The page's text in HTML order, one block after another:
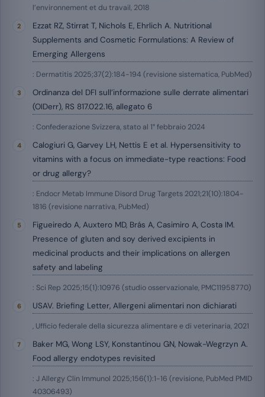
l’environnement et du travail, 2018
Ezzat RZ, Stirrat T, Nichols E, Ehrlich A. Nutritional
Supplements and Cosmetic Formulations: A Review of
Emerging Allergens
: Dermatitis 2025;37(2):184-194 (revisione sistematica, PubMed)
Ordinanza del DFI sull’informazione sulle derrate alimentari
(OIDerr), RS 817.022.16, allegato 6
: Confederazione Svizzera, stato al 1° febbraio 2024
Calogiuri G, Garvey LH, Nettis E et al. Hypersensitivity to
vitamins with a focus on immediate-type reactions: Food
or drug allergy?
: Endocr Metab Immune Disord Drug Targets 2021;21(10):1804-
1816 (revisione narrativa, PubMed)
Figueiredo A, Auxtero MD, Brás A, Casimiro A, Costa IM.
Presence of gluten and soy derived excipients in
medicinal products and their implications on allergen
safety and labeling
: Sci Rep 2025;15(1):10976 (studio osservazionale, PMC11958770)
USAV. Briefing Letter, Allergeni alimentari non dichiarati
, Ufficio federale della sicurezza alimentare e di veterinaria, 2021
Baker MG, Wong LSY, Konstantinou GN, Nowak-Wegrzyn A.
Food allergy endotypes revisited
: J Allergy Clin Immunol 2025;156(1):1-16 (revisione, PubMed PMID
40306493)